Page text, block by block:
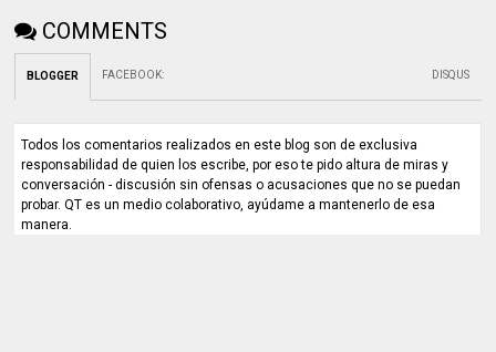
COMMENTS
BLOGGER FACEBOOK: DISQUS
Todos los comentarios realizados en este blog son de exclusiva
responsabilidad de quien los escribe, por eso te pido altura de miras y
conversación - discusión sin ofensas o acusaciones que no se puedan
probar. QT es un medio colaborativo, ayúdame a mantenerlo de esa
manera.